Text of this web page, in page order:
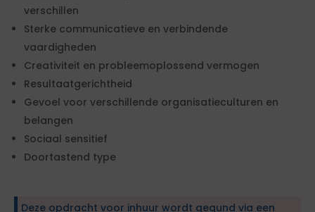
verschillen
Sterke communicatieve en verbindende
vaardigheden
Creativiteit en probleemoplossend vermogen
Resultaatgerichtheid
Gevoel voor verschillende organisatieculturen en
belangen
Sociaal sensitief
Doortastend type
Deze opdracht voor inhuur wordt gegund via een